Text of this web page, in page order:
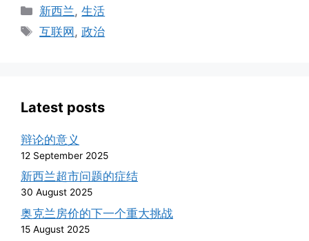
Categories
新西兰,生活
Tags
互联网,政治
Latest posts
辩论的意义
12 September 2025
新西兰超市问题的症结
30 August 2025
奥克兰房价的下一个重大挑战
15 August 2025